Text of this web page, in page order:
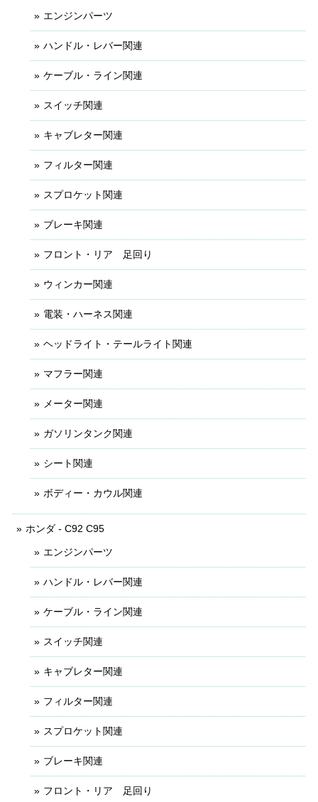
エンジンパーツ
ハンドル・レバー関連
ケーブル・ライン関連
スイッチ関連
キャブレター関連
フィルター関連
スプロケット関連
ブレーキ関連
フロント・リア 足回り
ウィンカー関連
電装・ハーネス関連
ヘッドライト・テールライト関連
マフラー関連
メーター関連
ガソリンタンク関連
シート関連
ボディー・カウル関連
ホンダ - C92 C95
エンジンパーツ
ハンドル・レバー関連
ケーブル・ライン関連
スイッチ関連
キャブレター関連
フィルター関連
スプロケット関連
ブレーキ関連
フロント・リア 足回り